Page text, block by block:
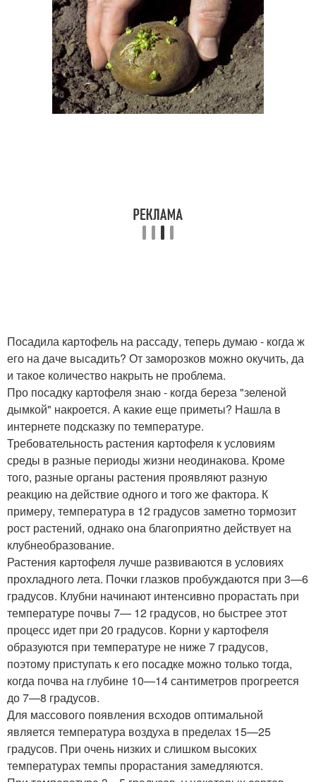
Посадила картофель на рассаду, теперь думаю - когда ж
его на даче высадить? От заморозков можно окучить, да
и такое количество накрыть не проблема.
Про посадку картофеля знаю - когда береза "зеленой
дымкой" накроется. А какие еще приметы? Нашла в
интернете подсказку по температуре.
Требовательность растения картофеля к условиям
среды в разные периоды жизни неодинакова. Кроме
того, разные органы растения проявляют разную
реакцию на действие одного и того же фактора. К
примеру, температура в 12 градусов заметно тормозит
рост растений, однако она благоприятно действует на
клубнеобразование.
Растения картофеля лучше развиваются в условиях
прохладного лета. Почки глазков пробуждаются при 3—6
градусов. Клубни начинают интенсивно прорастать при
температуре почвы 7— 12 градусов, но быстрее этот
процесс идет при 20 градусов. Корни у картофеля
образуются при температуре не ниже 7 градусов,
поэтому приступать к его посадке можно только тогда,
когда почва на глубине 10—14 сантиметров прогреется
до 7—8 градусов.
Для массового появления всходов оптимальной
является температура воздуха в пределах 15—25
градусов. При очень низких и слишком высоких
температурах темпы прорастания замедляются.